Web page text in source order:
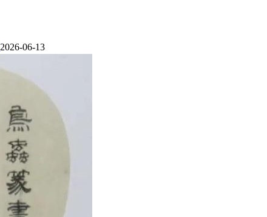
2026-06-13